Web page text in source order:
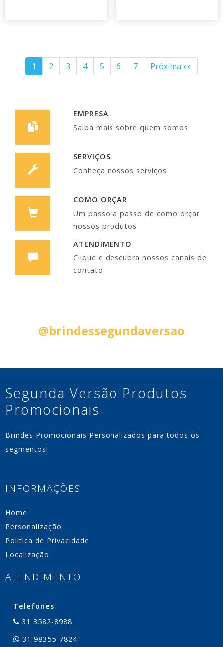
1 2 3 4 5 6 7 Próxima »»
EMPRESA
Saiba mais sobre quem somos
SERVIÇOS
Conheça nossos serviços
COMO ORÇAR
Um passo a passo de como orçar
nossos produtos
ATENDIMENTO
Clique e descubra nossos canais de
contato
@brindessegundaversao
Segunda Versão Produtos
Promocionais
Brindes Promocionais Personalizados para todos os
segmentos!
INFORMAÇÕES
Home
Personalização
Política de Privacidade
Localização
ATENDIMENTO
Telefones
31 3582-8988
31 98355-7824